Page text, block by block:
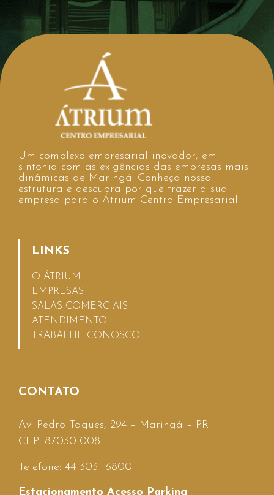
Um complexo empresarial inovador, em
sintonia com as exigências das empresas mais
dinâmicas de Maringá. Conheça nossa
estrutura e descubra por que trazer a sua
empresa para o Átrium Centro Empresarial.
LINKS
O ÁTRIUM
EMPRESAS
SALAS COMERCIAIS
ATENDIMENTO
TRABALHE CONOSCO
CONTATO
Av. Pedro Taques, 294 – Maringá – PR
CEP: 87030-008
Telefone: 44 3031 6800
Estacionamento Acesso Parking